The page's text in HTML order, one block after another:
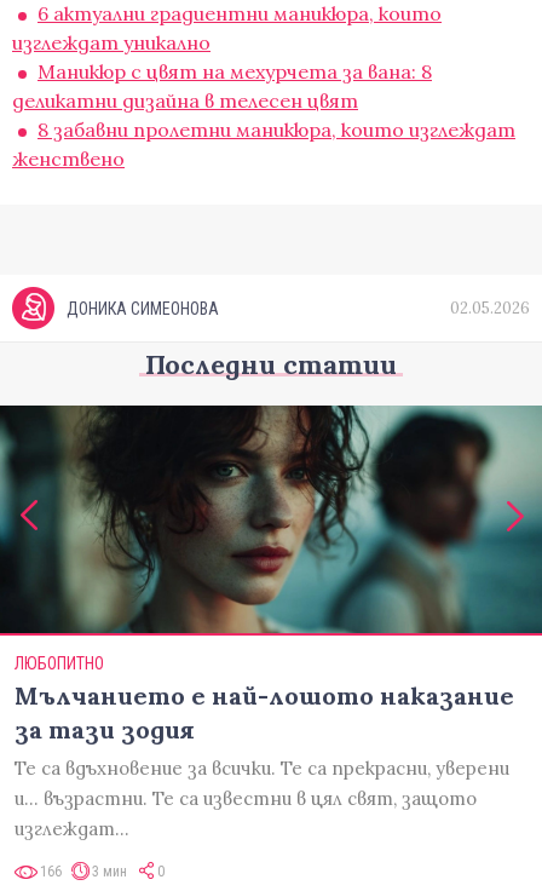
6 актуални градиентни маникюра, които
изглеждат уникално
Маникюр с цвят на мехурчета за вана: 8
деликатни дизайна в телесен цвят
8 забавни пролетни маникюра, които изглеждат
женствено
ДОНИКА СИМЕОНОВА 02.05.2026
Последни статии
ЛЮБОПИТНО
Мълчанието е най-лошото наказание
за тази зодия
Те са вдъхновение за всички. Те са прекрасни, уверени
и... възрастни. Те са известни в цял свят, защото
изглеждат…
166 3 мин 0